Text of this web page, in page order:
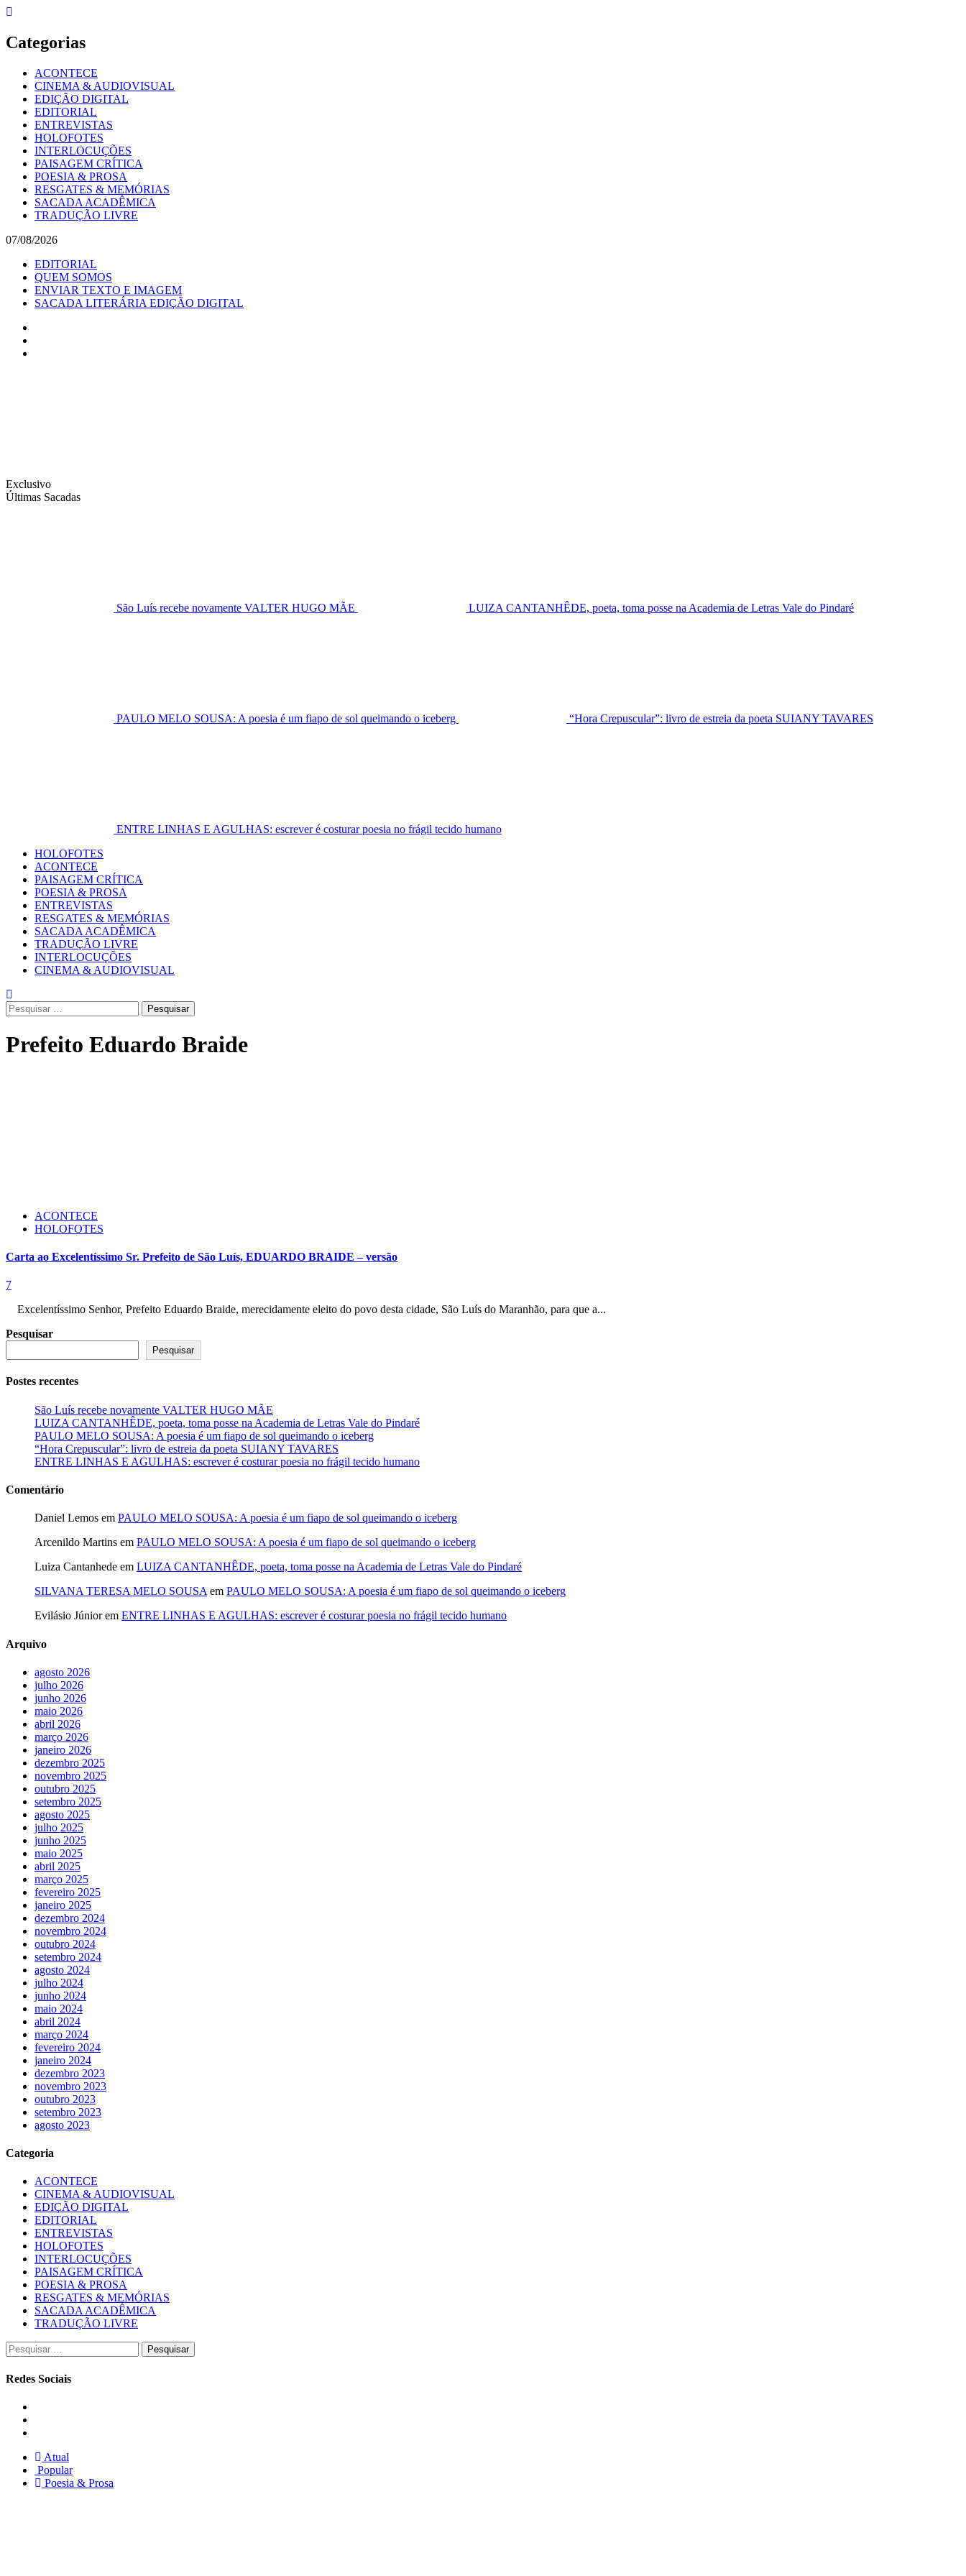
Skip
content
Categorias
ACONTECE
CINEMA & AUDIOVISUAL
EDIÇÃO DIGITAL
EDITORIAL
ENTREVISTAS
HOLOFOTES
INTERLOCUÇÕES
PAISAGEM CRÍTICA
POESIA & PROSA
RESGATES & MEMÓRIAS
SACADA ACADÊMICA
TRADUÇÃO LIVRE
07/08/2026
EDITORIAL
QUEM SOMOS
ENVIAR TEXTO E IMAGEM
SACADA LITERÁRIA EDIÇÃO DIGITAL
Exclusivo
Últimas Sacadas
São Luís recebe novamente VALTER HUGO MÃE LUIZA CANTANHÊDE, poeta, toma posse na Academia de Letras Vale do Pindaré
PAULO MELO SOUSA: A poesia é um fiapo de sol queimando o iceberg “Hora Crepuscular”: livro de estreia da poeta SUIANY TAVARES
ENTRE LINHAS E AGULHAS: escrever é costurar poesia no frágil tecido humano
Primary
Menu
HOLOFOTES
ACONTECE
PAISAGEM CRÍTICA
POESIA & PROSA
ENTREVISTAS
RESGATES & MEMÓRIAS
SACADA ACADÊMICA
TRADUÇÃO LIVRE
INTERLOCUÇÕES
CINEMA & AUDIOVISUAL
Pesquisar
por:
Prefeito Eduardo Braide
ACONTECE
HOLOFOTES
Carta ao Excelentíssimo Sr. Prefeito de São Luís, EDUARDO BRAIDE – versão
7
Excelentíssimo Senhor, Prefeito Eduardo Braide, merecidamente eleito do povo desta cidade, São Luís do Maranhão, para que a...
Pesquisar
Pesquisar
Postes recentes
São Luís recebe novamente VALTER HUGO MÃE
LUIZA CANTANHÊDE, poeta, toma posse na Academia de Letras Vale do Pindaré
PAULO MELO SOUSA: A poesia é um fiapo de sol queimando o iceberg
“Hora Crepuscular”: livro de estreia da poeta SUIANY TAVARES
ENTRE LINHAS E AGULHAS: escrever é costurar poesia no frágil tecido humano
Comentário
Daniel Lemos em PAULO MELO SOUSA: A poesia é um fiapo de sol queimando o iceberg
Arcenildo Martins em PAULO MELO SOUSA: A poesia é um fiapo de sol queimando o iceberg
Luiza Cantanhede em LUIZA CANTANHÊDE, poeta, toma posse na Academia de Letras Vale do Pindaré
SILVANA TERESA MELO SOUSA em PAULO MELO SOUSA: A poesia é um fiapo de sol queimando o iceberg
Evilásio Júniorem ENTRE LINHAS E AGULHAS: escrever é costurar poesia no frágil tecido humano
Arquivo
agosto 2026
julho 2026
junho 2026
maio 2026
abril 2026
março 2026
janeiro 2026
dezembro 2025
novembro 2025
outubro 2025
setembro 2025
agosto 2025
julho 2025
junho 2025
maio 2025
abril 2025
março 2025
fevereiro 2025
janeiro 2025
dezembro 2024
novembro 2024
outubro 2024
setembro 2024
agosto 2024
julho 2024
junho 2024
maio 2024
abril 2024
março 2024
fevereiro 2024
janeiro 2024
dezembro 2023
novembro 2023
outubro 2023
setembro 2023
agosto 2023
Categoria
ACONTECE
CINEMA & AUDIOVISUAL
EDIÇÃO DIGITAL
EDITORIAL
ENTREVISTAS
HOLOFOTES
INTERLOCUÇÕES
PAISAGEM CRÍTICA
POESIA & PROSA
RESGATES & MEMÓRIAS
SACADA ACADÊMICA
TRADUÇÃO LIVRE
Pesquisar
por:
Redes Sociais
Atual
Popular
Poesia & Prosa